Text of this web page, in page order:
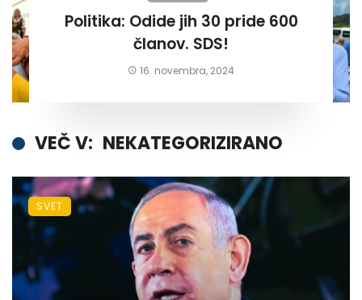
Politika: Odide jih 30 pride 600
članov. SDS!
16. novembra, 2024
VEČ V: NEKATEGORIZIRANO
SVET